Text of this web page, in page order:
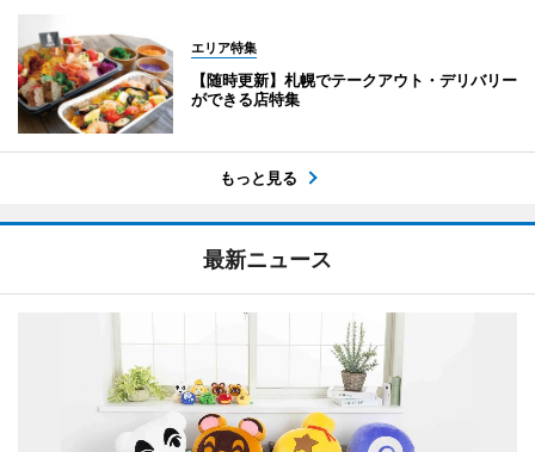
エリア特集
【随時更新】札幌でテークアウト・デリバリー
ができる店特集
もっと見る
最新ニュース